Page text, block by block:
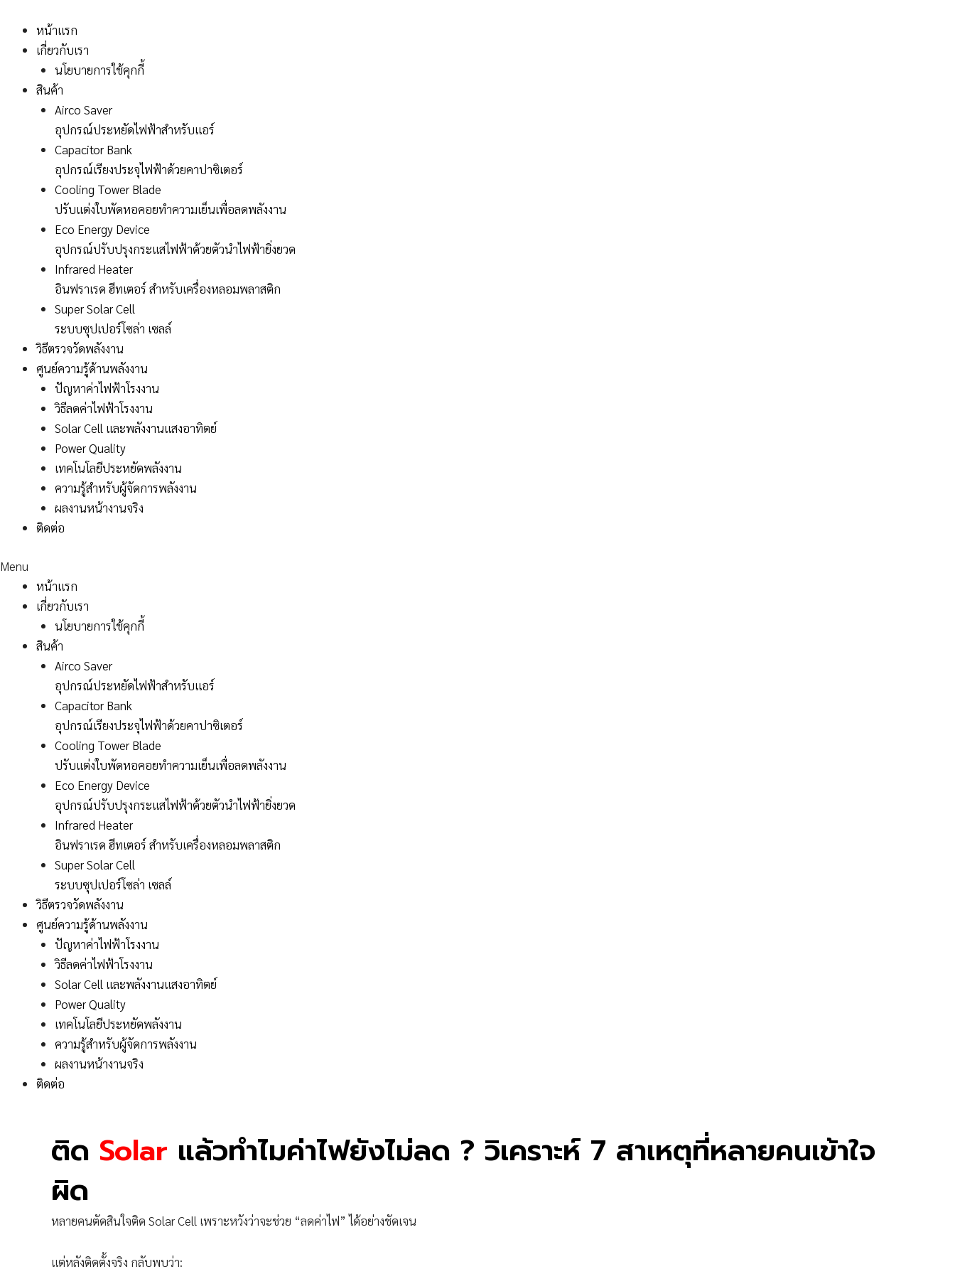
content
หน้าแรก
เกี่ยวกับเรา
นโยบายการใช้คุกกี้
สินค้า
Airco Saver
อุปกรณ์ประหยัดไฟฟ้าสำหรับแอร์
Capacitor Bank
อุปกรณ์เรียงประจุไฟฟ้าด้วยคาปาซิเตอร์
Cooling Tower Blade
ปรับแต่งใบพัดหอคอยทำความเย็นเพื่อลดพลังงาน
Eco Energy Device
อุปกรณ์ปรับปรุงกระแสไฟฟ้าด้วยตัวนำไฟฟ้ายิ่งยวด
Infrared Heater
อินฟราเรด ฮีทเตอร์ สำหรับเครื่องหลอมพลาสติก
Super Solar Cell
ระบบซุปเปอร์โซล่า เซลล์
วิธีตรวจวัดพลังงาน
ศูนย์ความรู้ด้านพลังงาน
ปัญหาค่าไฟฟ้าโรงงาน
วิธีลดค่าไฟฟ้าโรงงาน
Solar Cell และพลังงานแสงอาทิตย์
Power Quality
เทคโนโลยีประหยัดพลังงาน
ความรู้สำหรับผู้จัดการพลังงาน
ผลงานหน้างานจริง
ติดต่อ
Menu
หน้าแรก
เกี่ยวกับเรา
นโยบายการใช้คุกกี้
สินค้า
Airco Saver
อุปกรณ์ประหยัดไฟฟ้าสำหรับแอร์
Capacitor Bank
อุปกรณ์เรียงประจุไฟฟ้าด้วยคาปาซิเตอร์
Cooling Tower Blade
ปรับแต่งใบพัดหอคอยทำความเย็นเพื่อลดพลังงาน
Eco Energy Device
อุปกรณ์ปรับปรุงกระแสไฟฟ้าด้วยตัวนำไฟฟ้ายิ่งยวด
Infrared Heater
อินฟราเรด ฮีทเตอร์ สำหรับเครื่องหลอมพลาสติก
Super Solar Cell
ระบบซุปเปอร์โซล่า เซลล์
วิธีตรวจวัดพลังงาน
ศูนย์ความรู้ด้านพลังงาน
ปัญหาค่าไฟฟ้าโรงงาน
วิธีลดค่าไฟฟ้าโรงงาน
Solar Cell และพลังงานแสงอาทิตย์
Power Quality
เทคโนโลยีประหยัดพลังงาน
ความรู้สำหรับผู้จัดการพลังงาน
ผลงานหน้างานจริง
ติดต่อ
ติด Solar แล้วทำไมค่าไฟยังไม่ลด ? วิเคราะห์ 7 สาเหตุที่หลายคนเข้าใจ
ผิด
หลายคนตัดสินใจติด Solar Cell เพราะหวังว่าจะช่วย “ลดค่าไฟ” ได้อย่างชัดเจน
แต่หลังติดตั้งจริง กลับพบว่า: